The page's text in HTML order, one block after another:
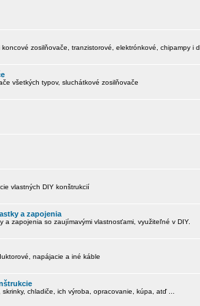
zosilňovače, tranzistorové, elektrónkové, chipampy i
všetkých typov, sluchátkové zosilňovače
vlastných DIY konštrukcií
a zapojenia
a zapojenia so zaujímavými vlastnosťami, využiteľné v DIY.
napájacie a iné káble
skrinky, chladiče, ich výroba, opracovanie, kúpa, atď ...